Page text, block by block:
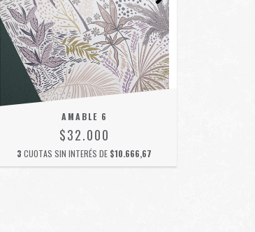
AMABLE 6
$32.000
3 CUOTAS SIN INTERÉS DE $10.666,67